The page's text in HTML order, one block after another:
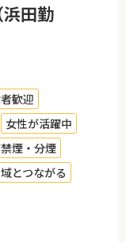
田勤
歓迎
女性が活躍中
煙・分煙
とつながる